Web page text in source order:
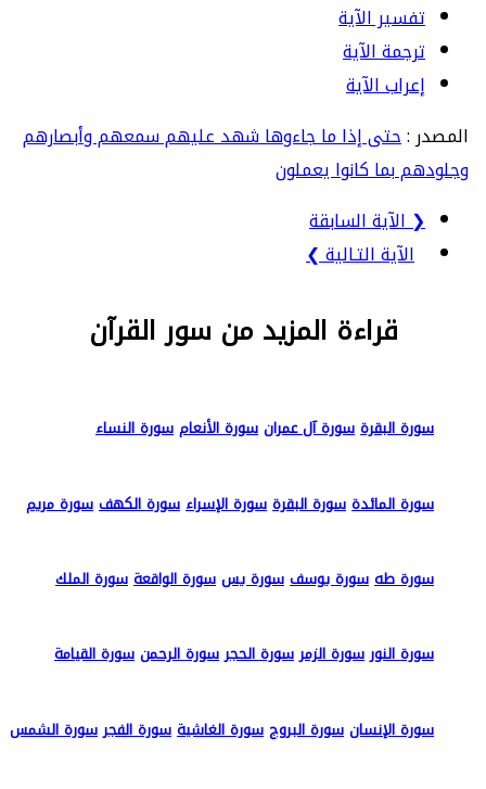
تفسير الآية
ترجمة الآية
إعراب الآية
المصدر :حتى إذا ما جاءوها شهد عليهم سمعهم وأبصارهم
وجلودهم بما كانوا يعملون
❮ الآية السابقة
الآية التـالية ❯
قراءة المزيد من سور القرآن
سورة البقرة سورة آل عمران سورة الأنعام سورة النساء
سورة المائدة سورة البقرة سورة الإسراء سورة الكهف سورة مريم
سورة طه سورة يوسف سورة يس سورة الواقعة سورة الملك
سورة النور سورة الزمر سورة الحجر سورة الرحمن سورة القيامة
سورة الإنسان سورة البروج سورة الغاشية سورة الفجر سورة الشمس